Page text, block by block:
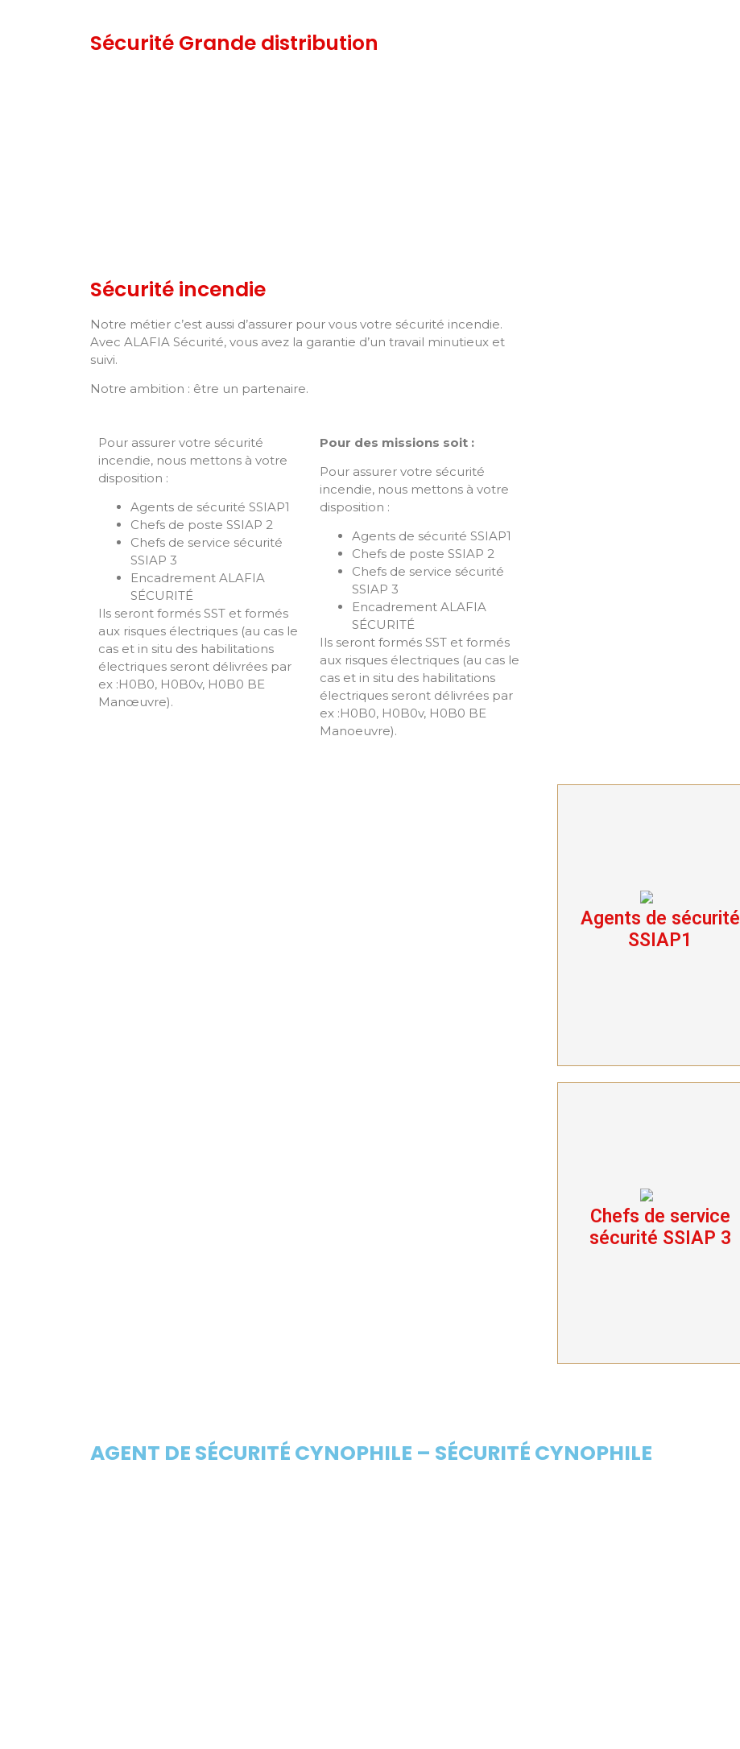
Sécurité Grande distribution
Sécurité incendie
Notre métier c’est aussi d’assurer pour vous votre sécurité incendie.
Avec ALAFIA Sécurité, vous avez la garantie d’un travail minutieux et
suivi.
Notre ambition : être un partenaire.
Pour assurer votre sécurité
incendie, nous mettons à votre
disposition :
Agents de sécurité SSIAP1
Chefs de poste SSIAP 2
Chefs de service sécurité
SSIAP 3
Encadrement ALAFIA
SÉCURITÉ
Ils seront formés SST et formés
aux risques électriques (au cas le
cas et in situ des habilitations
électriques seront délivrées par
ex :H0B0, H0B0v, H0B0 BE
Manœuvre).
Pour des missions soit :
Pour assurer votre sécurité
incendie, nous mettons à votre
disposition :
Agents de sécurité SSIAP1
Chefs de poste SSIAP 2
Chefs de service sécurité
SSIAP 3
Encadrement ALAFIA
SÉCURITÉ
Ils seront formés SST et formés
aux risques électriques (au cas le
cas et in situ des habilitations
électriques seront délivrées par
ex :H0B0, H0B0v, H0B0 BE
Manoeuvre).
Agents de sécurité
SSIAP1
Agents de sécurité
SSIAP1
Chefs de service
sécurité SSIAP 3
Chefs de service
sécurité SSIAP 3
AGENT DE SÉCURITÉ CYNOPHILE – SÉCURITÉ CYNOPHILE